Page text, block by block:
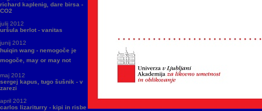
richard kaplenig, dare birsa -
CO2
julij 2012
uršula berlot - vanitas
junij 2012
huiqin wang - nemogoče je
mogoče, may or may not
maj 2012
sergej kapus, tugo šušnik - v
zarezi
april 2012
carlos lizariturry - kipi in risbe